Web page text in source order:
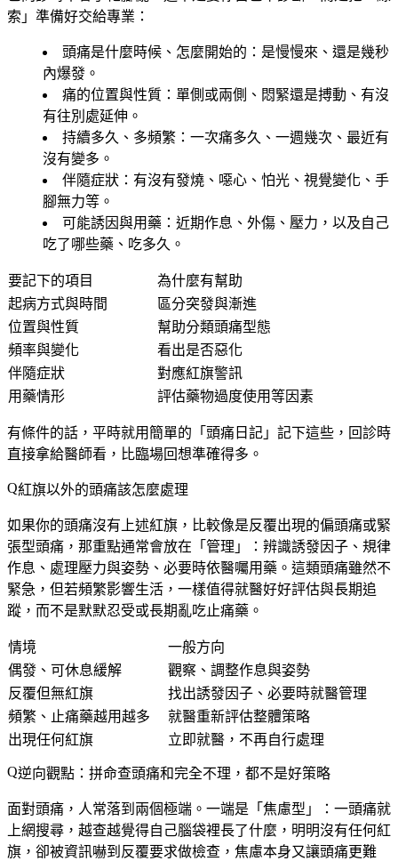
索」準備好交給專業：
頭痛是什麼時候、怎麼開始的 ：是慢慢來、還是幾秒
內爆發。
痛的位置與性質 ：單側或兩側、悶緊還是搏動、有沒
有往別處延伸。
持續多久、多頻繁 ：一次痛多久、一週幾次、最近有
沒有變多。
伴隨症狀 ：有沒有發燒、噁心、怕光、視覺變化、手
腳無力等。
可能誘因與用藥 ：近期作息、外傷、壓力，以及自己
吃了哪些藥、吃多久。
要記下的項目
為什麼有幫助
起病方式與時間
區分突發與漸進
位置與性質
幫助分類頭痛型態
頻率與變化
看出是否惡化
伴隨症狀
對應紅旗警訊
用藥情形
評估藥物過度使用等因素
有條件的話，平時就用簡單的「頭痛日記」記下這些，回診時
直接拿給醫師看，比臨場回想準確得多。
紅旗以外的頭痛該怎麼處理
如果你的頭痛沒有上述紅旗，比較像是反覆出現的偏頭痛或緊
張型頭痛，那重點通常會放在「管理」：辨識誘發因子、規律
作息、處理壓力與姿勢、必要時依醫囑用藥。這類頭痛雖然不
緊急，但若頻繁影響生活，一樣值得就醫好好評估與長期追
蹤，而不是默默忍受或長期亂吃止痛藥。
情境
一般方向
偶發、可休息緩解
觀察、調整作息與姿勢
反覆但無紅旗
找出誘發因子、必要時就醫管理
頻繁、止痛藥越用越多
就醫重新評估整體策略
出現任何紅旗
立即就醫，不再自行處理
逆向觀點：拼命查頭痛和完全不理，都不是好策略
面對頭痛，人常落到兩個極端。一端是「焦慮型」：一頭痛就
上網搜尋，越查越覺得自己腦袋裡長了什麼，明明沒有任何紅
旗，卻被資訊嚇到反覆要求做檢查，焦慮本身又讓頭痛更難